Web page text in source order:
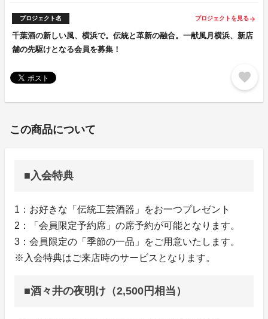
プロジェクト名 プロジェクトを見る arrow_forward
千葉酒の新しい風、横浜で。伝統と革新の融合。一献風月横浜、新店
舗の先駆けとなる会員を募集！
favorite
この商品について
■入会特典
1：お好きな「伝統工芸酒器」をお一つプレゼント
2：「会員限定予約席」の席予約が可能となります。
3：会員限定の「季節の一品」をご用意いたします。
※入会特典はご来店時のサービスとなります。
■酒々井の夜明け（2,500円相当）